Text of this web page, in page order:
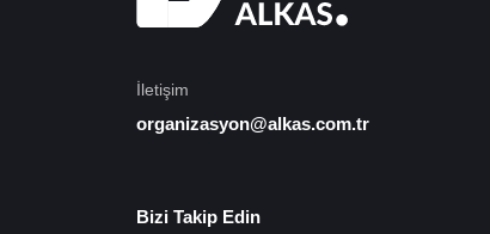
İletişim
organizasyon@alkas.com.tr
Bizi Takip Edin